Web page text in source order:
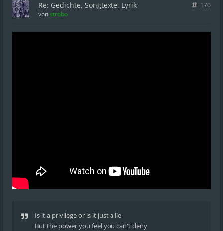
Re: Gedichte, Songtexte, Lyrik
170
vonstrobo
Is it a privilege or is it just a lie
But the power you feel you can't deny